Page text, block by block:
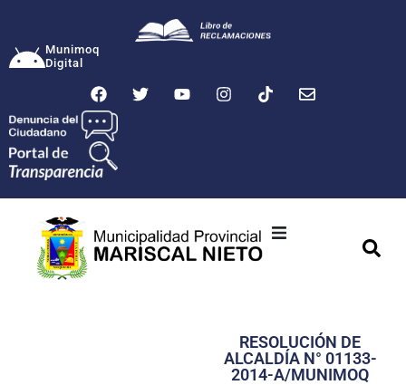
Munimoq
Digital
Transparencia
RESOLUCIÓN DE
ALCALDÍA N° 01133-
2014-A/MUNIMOQ